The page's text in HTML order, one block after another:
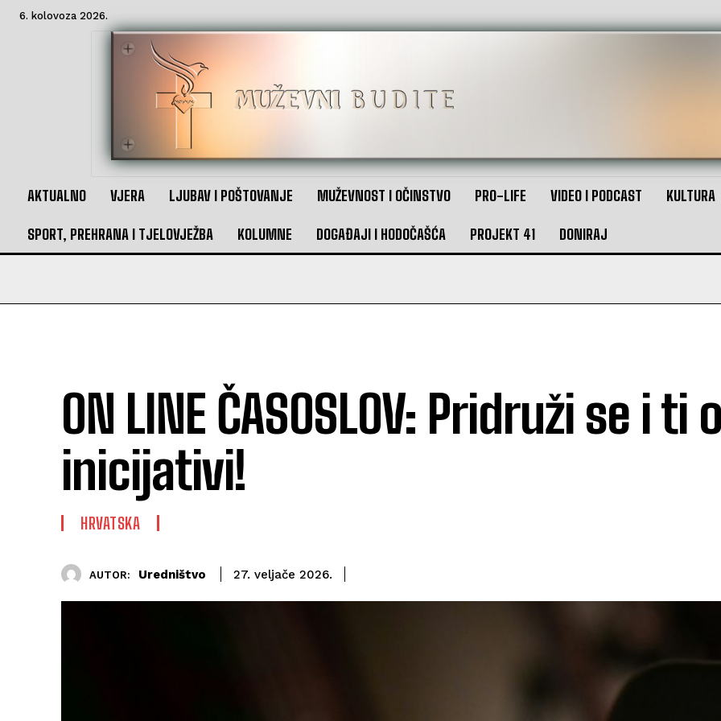
6. kolovoza 2026.
AKTUALNO VJERA LJUBAV I POŠTOVANJE MUŽEVNOST I OČINSTVO PRO-LIFE VIDEO I PODCAST KULTURA
SPORT, PREHRANA I TJELOVJEŽBA KOLUMNE DOGAĐAJI I HODOČAŠĆA PROJEKT 41 DONIRAJ
ON LINE ČASOSLOV: Pridruži se i ti
inicijativi!
HRVATSKA
AUTOR: Uredništvo 27. veljače 2026.